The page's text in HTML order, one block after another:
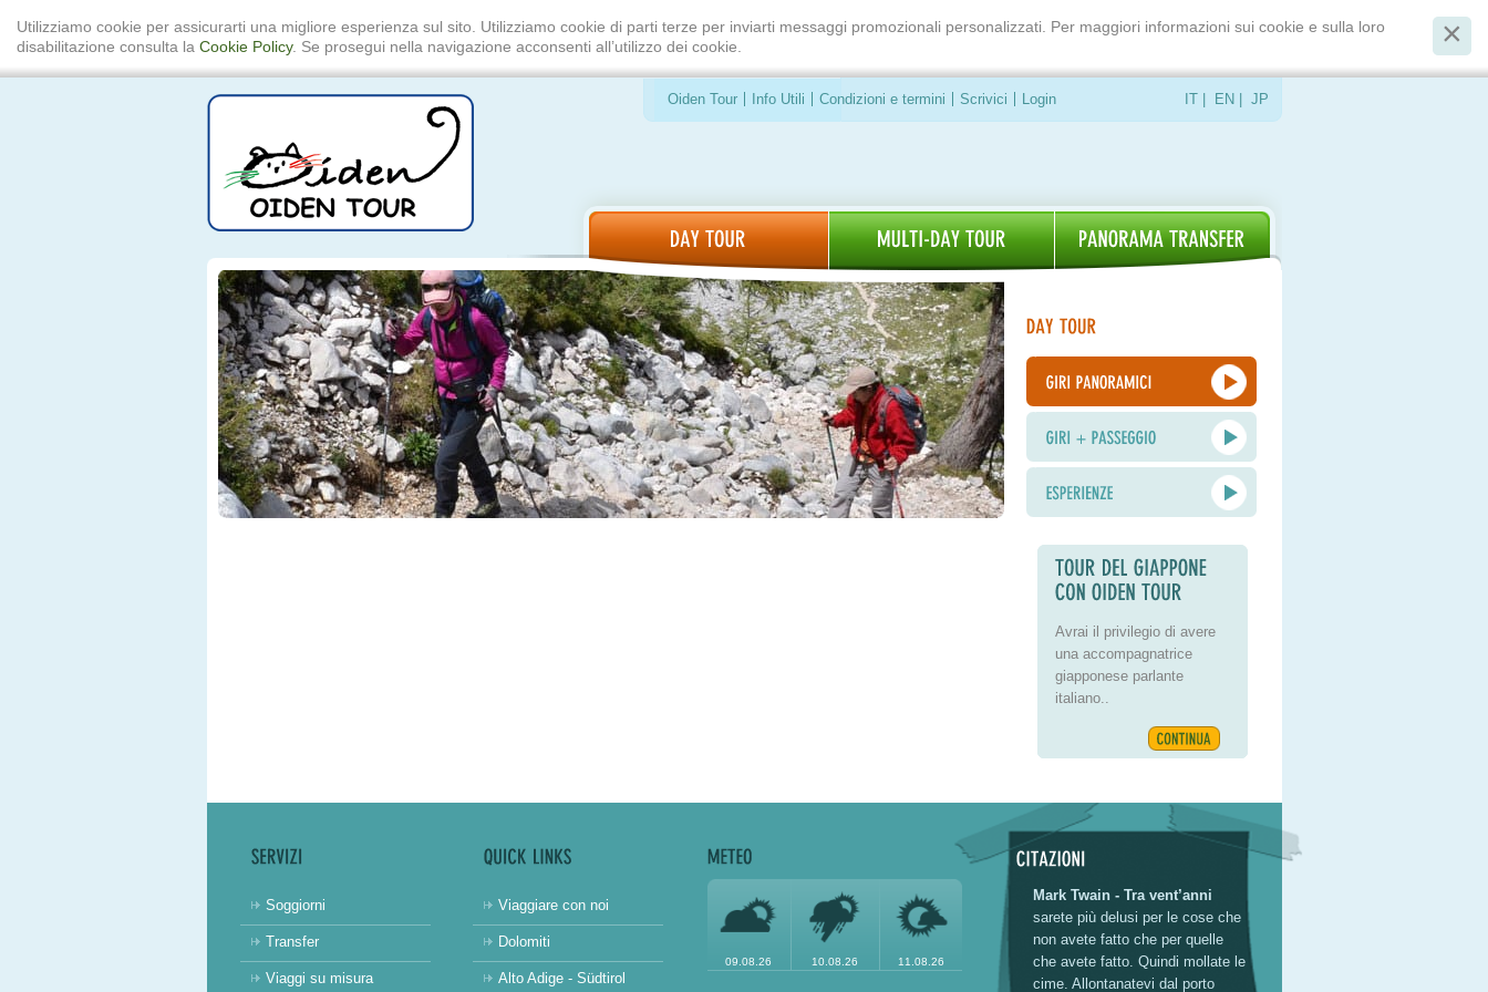
Utilizziamo cookie per assicurarti una migliore esperienza sul sito. Utilizziamo cookie di parti terze per inviarti messaggi promozionali personalizzati. Per maggiori informazioni sui cookie e sulla loro
disabilitazione consulta la Cookie Policy. Se prosegui nella navigazione acconsenti all’utilizzo dei cookie.
Avrai il privilegio di avere
una accompagnatrice
giapponese parlante
italiano..
Oiden Tour Info Utili Condizioni e termini Scrivici Login IT| EN JP
Soggiorni
Transfer
Viaggi su misura
Viaggiare con noi
Dolomiti
Alto Adige - Südtirol
09.08.26 10.08.26 11.08.26
Mark Twain - Tra vent’anni
sarete più delusi per le cose che
non avete fatto che per quelle
che avete fatto. Quindi mollate le
cime. Allontanatevi dal porto